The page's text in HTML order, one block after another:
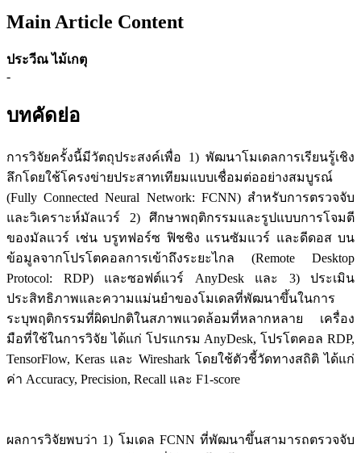
Main Article Content
ประวีณ ไม้เกตุ
-
บทคัดย่อ
การวิจัยครั้งนี้มีวัตถุประสงค์เพื่อ 1) พัฒนาโมเดลการเรียนรู้เชิง
ลึกโดยใช้โครงข่ายประสาทเทียมแบบเชื่อมต่ออย่างสมบูรณ์
(Fully Connected Neural Network: FCNN) สำหรับการตรวจจับ
และวิเคราะห์มัลแวร์ 2) ศึกษาพฤติกรรมและรูปแบบการโจมตี
ของมัลแวร์ เช่น บรูทฟอร์ซ ฟิชชิง แรนซัมแวร์ และดีดอส บน
ข้อมูลจากโปรโตคอลการเข้าถึงระยะไกล (Remote Desktop
Protocol: RDP) และซอฟต์แวร์ AnyDesk และ 3) ประเมิน
ประสิทธิภาพและความแม่นยำของโมเดลที่พัฒนาขึ้นในการ
ระบุพฤติกรรมที่ผิดปกติในสภาพแวดล้อมที่หลากหลาย เครื่อง
มือที่ใช้ในการวิจัย ได้แก่ โปรแกรม AnyDesk, โปรโตคอล RDP,
TensorFlow, Keras และ Wireshark โดยใช้ตัวชี้วัดทางสถิติ ได้แก่
ค่า Accuracy, Precision, Recall และ F1-score
ผลการวิจัยพบว่า 1) โมเดล FCNN ที่พัฒนาขึ้นสามารถตรวจจับ